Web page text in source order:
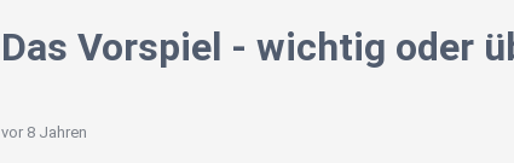
Das Vorspiel - wichtig oder
vor 8 Jahren